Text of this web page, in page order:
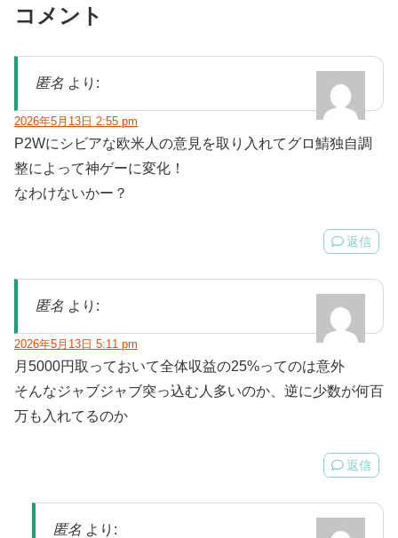
コメント
匿名 より:
2026年5月13日 2:55 pm
P2Wにシビアな欧米人の意見を取り入れてグロ鯖独自調
整によって神ゲーに変化！
なわけないかー？
返信
匿名 より:
2026年5月13日 5:11 pm
月5000円取っておいて全体収益の25%ってのは意外
そんなジャブジャブ突っ込む人多いのか、逆に少数が何百
万も入れてるのか
返信
匿名 より: